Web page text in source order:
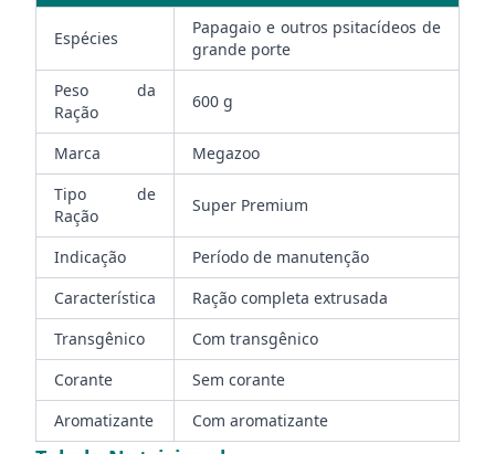
Espécies
Papagaio e outros psitacídeos de
grande porte
Peso da
Ração
600 g
Marca
Megazoo
Tipo de
Ração
Super Premium
Indicação
Período de manutenção
Característica
Ração completa extrusada
Transgênico
Com transgênico
Corante
Sem corante
Aromatizante
Com aromatizante